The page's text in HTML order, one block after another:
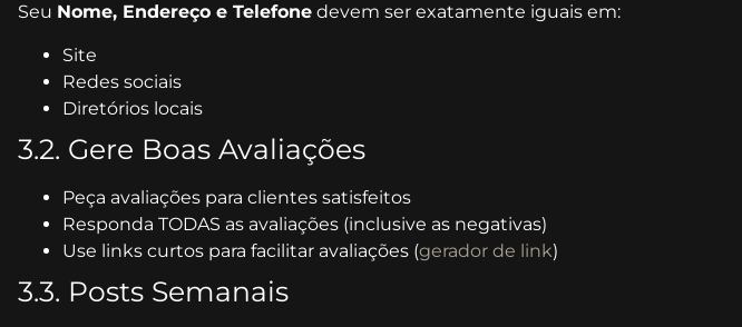
Seu Nome, Endereço e Telefone devem ser exatamente iguais em:
Site
Redes sociais
Diretórios locais
3.2. Gere Boas Avaliações
Peça avaliações para clientes satisfeitos
Responda TODAS as avaliações (inclusive as negativas)
Use links curtos para facilitar avaliações (gerador de link)
3.3. Posts Semanais